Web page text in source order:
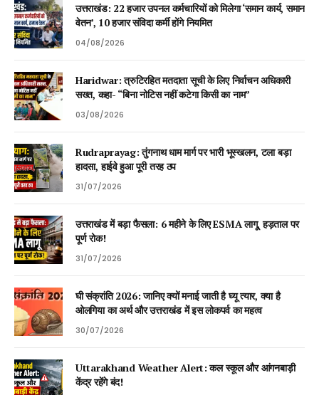
उत्तराखंड: 22 हजार उपनल कर्मचारियों को मिलेगा ‘समान कार्य, समान
वेतन’, 10 हजार संविदा कर्मी होंगे नियमित
04/08/2026
Haridwar: त्रुटिरहित मतदाता सूची के लिए निर्वाचन अधिकारी
सख्त, कहा- “बिना नोटिस नहीं कटेगा किसी का नाम”
03/08/2026
Rudraprayag: तुंगनाथ धाम मार्ग पर भारी भूस्खलन, टला बड़ा
हादसा, हाईवे हुआ पूरी तरह ठप
31/07/2026
उत्तराखंड में बड़ा फैसला: 6 महीने के लिए ESMA लागू, हड़ताल पर
पूर्ण रोक!
31/07/2026
घी संक्रांति 2026: जानिए क्यों मनाई जाती है घ्यू त्यार, क्या है
ओलगिया का अर्थ और उत्तराखंड में इस लोकपर्व का महत्व
30/07/2026
Uttarakhand Weather Alert: कल स्कूल और आंगनबाड़ी
केंद्र रहेंगे बंद!